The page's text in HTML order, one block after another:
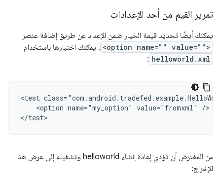
تمرير القيم من أحد الإعدادات
يمكنك أيضًا تحديد قيمة الخيار ضمن الإعداد عن طريق إضافة عنصر
<option name="" value=""> . يمكنك اختبارها باستخدام
helloworld.xml
:
<test
    <option name="my_option" value="fromxml" />
</test>
من المفترض أن تؤدي إعادة إنشاء helloworld وتشغيله إلى عرض هذا
الإخراج: